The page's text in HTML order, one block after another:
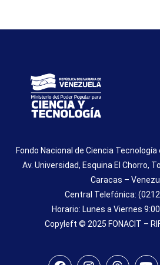
Fondo Nacional de Ciencia Tecnología
Av. Universidad, Esquina El Chorro,
Caracas –
Central Telefónica:
Horario: Lunes a Viernes
Copyleft © 2025 FONACIT –